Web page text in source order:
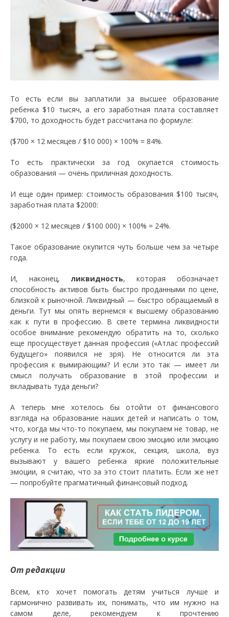
То есть если вы заплатили за высшее образование
ребенка $10 тысяч, а его заработная плата составляет
$700, то доходность будет рассчитана по формуле:
($700 × 12 месяцев / $10 000) × 100% = 84%.
То есть практически за год окупается стоимость
образования — очень приличная доходность.
И еще один пример: стоимость образования $100 тысяч,
заработная плата $2000:
($2000 × 12 месяцев / $100 000) × 100% = 24%.
Такое образование окупится чуть больше чем за четыре
года.
И, наконец, ликвидность, которая обозначает
способность активов быть быстро проданными по цене,
близкой к рыночной. Ликвидный — быстро обращаемый в
деньги. Тут мы опять вернемся к высшему образованию
как к пути в профессию. В свете термина ликвидности
особое внимание рекомендую обратить на то, сколько
еще просуществует данная профессия («Атлас профессий
будущего» появился не зря). Не относится ли эта
профессия к вымирающим? И если это так — имеет ли
смысл получать образование в этой профессии и
вкладывать туда деньги?
А теперь мне хотелось бы отойти от финансового
взгляда на образование наших детей и написать о том,
что, когда мы что-то покупаем, мы покупаем не товар, не
услугу и не работу, мы покупаем свою эмоцию или эмоцию
ребенка. То есть если кружок, секция, школа, вуз
вызывают у вашего ребенка яркие положительные
эмоции, я считаю, что за это стоит платить. Если же нет
— попробуйте прагматичный финансовый подход.
От редакции
Всем, кто хочет помогать детям учиться лучше и
гармонично развивать их, понимать, что им нужно на
самом деле, рекомендуем к прочтению